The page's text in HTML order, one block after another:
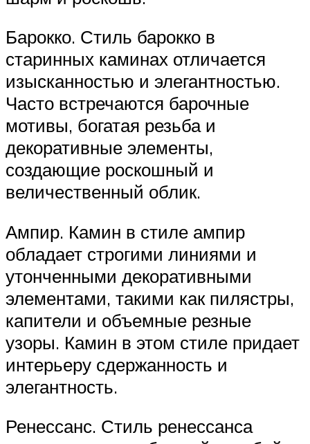
Барокко. Стиль барокко в
старинных каминах отличается
изысканностью и элегантностью.
Часто встречаются барочные
мотивы, богатая резьба и
декоративные элементы,
создающие роскошный и
величественный облик.
Ампир. Камин в стиле ампир
обладает строгими линиями и
утонченными декоративными
элементами, такими как пилястры,
капители и объемные резные
узоры. Камин в этом стиле придает
интерьеру сдержанность и
элегантность.
Ренессанс. Стиль ренессанса